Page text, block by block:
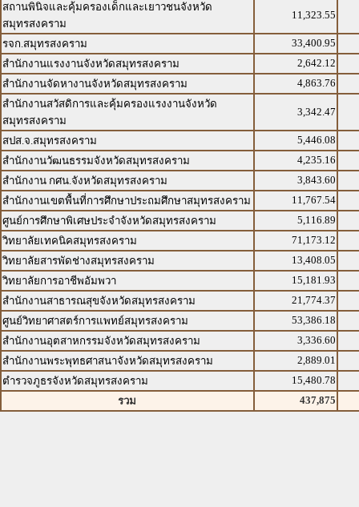
สถานพินิจและคุ้มครองเด็กและเยาวชนจังหวัด
สมุทรสงคราม
11,323.55
รจก.สมุทรสงคราม
33,400.95
สำนักงานแรงงานจังหวัดสมุทรสงคราม
2,642.12
สำนักงานจัดหางานจังหวัดสมุทรสงคราม
4,863.76
สำนักงานสวัสดิการและคุ้มครองแรงงานจังหวัด
สมุทรสงคราม
3,342.47
สปส.จ.สมุทรสงคราม
5,446.08
สำนักงานวัฒนธรรมจังหวัดสมุทรสงคราม
4,235.16
สำนักงาน กศน.จังหวัดสมุทรสงคราม
3,843.60
สำนักงานเขตพื้นที่การศึกษาประถมศึกษาสมุทรสงคราม
11,767.54
ศูนย์การศึกษาพิเศษประจำจังหวัดสมุทรสงคราม
5,116.89
วิทยาลัยเทคนิคสมุทรสงคราม
71,173.12
วิทยาลัยสารพัดช่างสมุทรสงคราม
13,408.05
วิทยาลัยการอาชีพอัมพวา
15,181.93
สำนักงานสาธารณสุขจังหวัดสมุทรสงคราม
21,774.37
ศูนย์วิทยาศาสตร์การแพทย์สมุทรสงคราม
53,386.18
สำนักงานอุตสาหกรรมจังหวัดสมุทรสงคราม
3,336.60
สำนักงานพระพุทธศาสนาจังหวัดสมุทรสงคราม
2,889.01
ตำรวจภูธรจังหวัดสมุทรสงคราม
15,480.78
รวม
437,875